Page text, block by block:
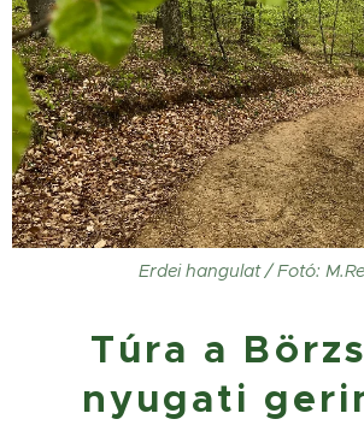
Erdei hangulat / Fotó:
Túra a
nyugati